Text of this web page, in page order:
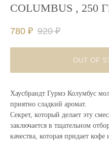
COLUMBUS , 250
780 ₽ 920 ₽
OUT OF
Хаусбрандт Гурмэ Колумбус
приятно сладкий аромат.
Секрет, который делает эту
заключается в тщательном
качества, которая придает